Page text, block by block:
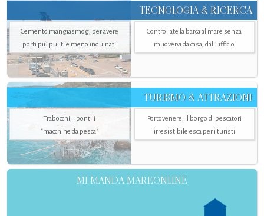
TECNOLOGIA & RICERCA
Cemento mangiasmog, per avere
porti più puliti e meno inquinati
Controllate la barca al mare senza
muovervi da casa, dall’ufficio
TURISMO & ATTRAZIONI
Trabocchi, i pontili
"macchine da pesca"
Portovenere, il borgo di pescatori
irresistibile esca per i turisti
MI MANDA MAREONLINE